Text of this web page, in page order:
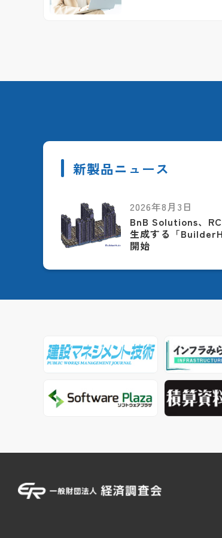
新製品ニュース
2026年8月3日
BnB Solutions、
生成する「
開始